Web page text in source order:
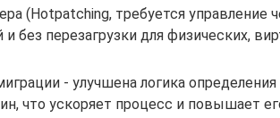
(Hotpatching, требуется управление
перезагрузки для физических,
- улучшена логика
что ускоряет процесс и повышает